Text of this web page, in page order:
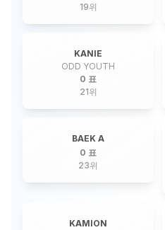
19위
KANIE
ODD YOUTH
0 표
21위
BAEK A
0 표
23위
KAMION